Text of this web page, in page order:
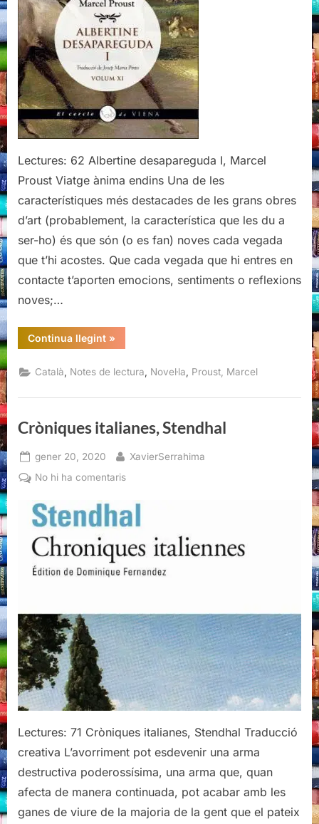
Lectures: 62 Albertine desapareguda I, Marcel
Proust Viatge ànima endins Una de les
característiques més destacades de les grans obres
d’art (probablement, la característica que les du a
ser-ho) és que són (o es fan) noves cada vegada
que t’hi acostes. Que cada vegada que hi entres en
contacte t’aporten emocions, sentiments o reflexions
noves;…
Continua llegint“Albertine
desapareguda
Marcel
Proust
Edicions,
»
Català Notes de lectura Novel·la Proust, Marcel
Cròniques italianes, Stendhal
Posted
on
gener 20, 2020 By
XavierSerrahima
No hi ha comentarisa
italianes,
Stendhal
Lectures: 71 Cròniques italianes, Stendhal Traducció
creativa L’avorriment pot esdevenir una arma
destructiva poderossísima, una arma que, quan
afecta de manera continuada, pot acabar amb les
ganes de viure de la majoria de la gent que el pateix